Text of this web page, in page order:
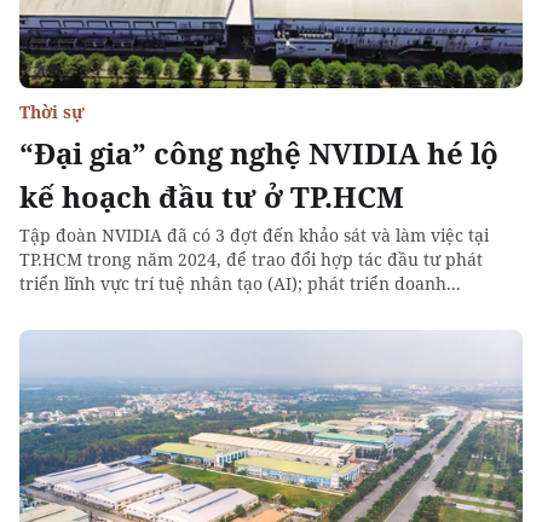
“Đại gia” công nghệ NVIDIA hé lộ
kế hoạch đầu tư ở TP.HCM
Thời sự
Tập đoàn NVIDIA đã có 3 đợt đến khảo sát và làm việc tại
TP.HCM trong năm 2024, để trao đổi hợp tác đầu tư phát
triển lĩnh vực trí tuệ nhân tạo (AI); phát triển doanh...